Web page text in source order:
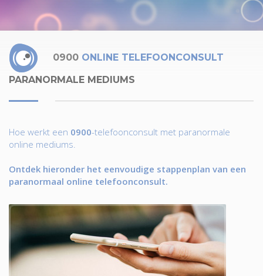
0900 ONLINE TELEFOONCONSULT
PARANORMALE MEDIUMS
Hoe werkt een 0900-telefoonconsult met paranormale
online mediums.
Ontdek hieronder het eenvoudige stappenplan van een
paranormaal online telefoonconsult.